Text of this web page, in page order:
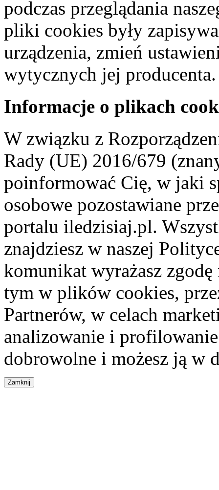
podczas przeglądania
pliki cookies były
urządzenia, zmień
wytycznych jej producenta.
Informacje o plikach
W związku z
Rady (UE) 2016/679
poinformować Cię, w jaki
osobowe pozostawiane
portalu iledzisiaj.pl.
znajdziesz w naszej
komunikat wyrażasz
tym w plików cookies,
Partnerów, w celach
analizowanie i
dobrowolne i możesz ją w